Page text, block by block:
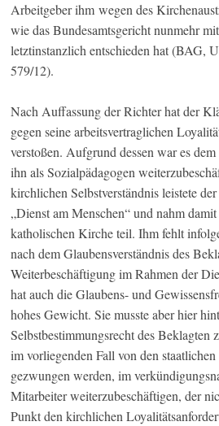
Arbeitgeber ihm wegen des
wie das Bundesamtsgericht nunmehr
letztinstanzlich entschieden hat (BAG,
579/12).
Nach Auffassung der Richter hat der
gegen seine arbeitsvertraglichen
verstoßen. Aufgrund dessen war es
ihn als Sozialpädagogen
kirchlichen Selbstverständnis leistete
„Dienst am Menschen“ und nahm
katholischen Kirche teil. Ihm fehlt
nach dem Glaubensverständnis des
Weiterbeschäftigung im Rahmen der
hat auch die Glaubens- und
hohes Gewicht. Sie musste aber hier
Selbstbestimmungsrecht des Beklagten
im vorliegenden Fall von den
gezwungen werden, im
Mitarbeiter weiterzubeschäftigen, der
Punkt den kirchlichen